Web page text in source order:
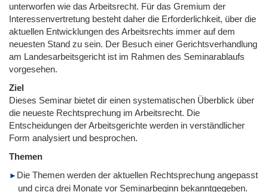
unterworfen wie das Arbeitsrecht. Für das Gremium der
Interessenvertretung besteht daher die Erforderlichkeit, über die
aktuellen Entwicklungen des Arbeitsrechts immer auf dem
neuesten Stand zu sein. Der Besuch einer Gerichtsverhandlung
am Landesarbeitsgericht ist im Rahmen des Seminarablaufs
vorgesehen.
Ziel
Dieses Seminar bietet dir einen systematischen Überblick über
die neueste Rechtsprechung im Arbeitsrecht. Die
Entscheidungen der Arbeitsgerichte werden in verständlicher
Form analysiert und besprochen.
Themen
Die Themen werden der aktuellen Rechtsprechung angepasst
und circa drei Monate vor Seminarbeginn bekanntgegeben.